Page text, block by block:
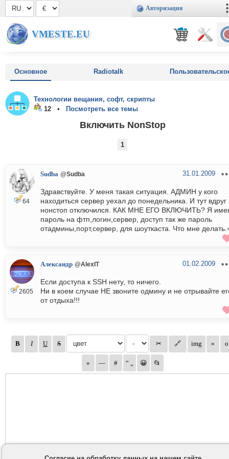
Авторизация
VMESTE.EU
Основное Radiotalk
Технологии вещания, софт, скрипты
12 •
Посмотреть все темы
Включить NonStop
1
64
Sudba @Sudba 31.01.2009
Здравствуйте. У меня такая ситуация. АДМИН у кого
находиться сервер уехал до понедельника. И тут вдруг
нонстоп отключился. КАК МНЕ ЕГО ВКЛЮЧИТЬ? Я
пароль на фтп,логин,сервер, доступ так же пароль
отадмины,порт,сервер, для шоуткаста. Что мне
2605
Александр @AlexIT 01.02.2009
Если доступа к SSH нету, то ничего.
Ни в коем случае НЕ звоните одмину и не отрывайте
от отдыха!!!